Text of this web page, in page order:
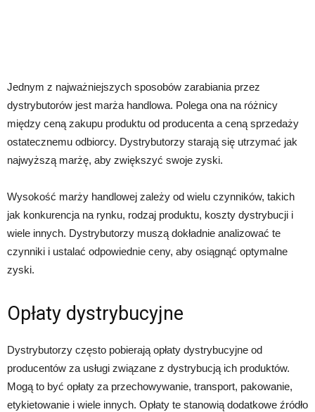
Jednym z najważniejszych sposobów zarabiania przez
dystrybutorów jest marża handlowa. Polega ona na różnicy
między ceną zakupu produktu od producenta a ceną sprzedaży
ostatecznemu odbiorcy. Dystrybutorzy starają się utrzymać jak
najwyższą marżę, aby zwiększyć swoje zyski.
Wysokość marży handlowej zależy od wielu czynników, takich
jak konkurencja na rynku, rodzaj produktu, koszty dystrybucji i
wiele innych. Dystrybutorzy muszą dokładnie analizować te
czynniki i ustalać odpowiednie ceny, aby osiągnąć optymalne
zyski.
Opłaty dystrybucyjne
Dystrybutorzy często pobierają opłaty dystrybucyjne od
producentów za usługi związane z dystrybucją ich produktów.
Mogą to być opłaty za przechowywanie, transport, pakowanie,
etykietowanie i wiele innych. Opłaty te stanowią dodatkowe źródło